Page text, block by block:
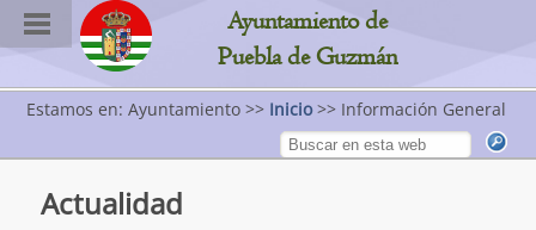
Ayuntamiento de
Puebla de Guzmán
Estamos en: Ayuntamiento >> Inicio>> Información General
Actualidad